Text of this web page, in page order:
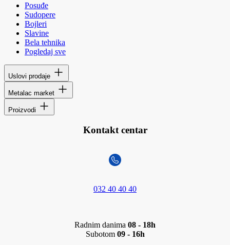
Posuđe
Sudopere
Bojleri
Slavine
Bela tehnika
Pogledaj sve
Uslovi prodaje
Metalac market
Proizvodi
Kontakt centar
032 40 40 40
Radnim danima 08 - 18h
Subotom 09 - 16h